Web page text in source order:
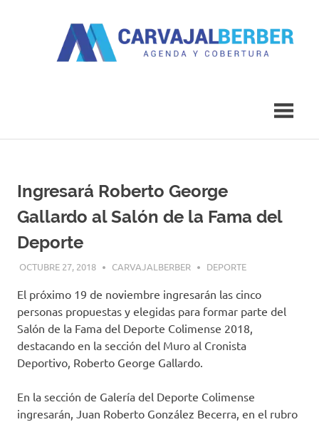
Ingresará Roberto George
Gallardo al Salón de la Fama del
Deporte
OCTUBRE 27, 2018 CARVAJALBERBER DEPORTE
El próximo 19 de noviembre ingresarán las cinco
personas propuestas y elegidas para formar parte del
Salón de la Fama del Deporte Colimense 2018,
destacando en la sección del Muro al Cronista
Deportivo, Roberto George Gallardo.
En la sección de Galería del Deporte Colimense
ingresarán, Juan Roberto González Becerra, en el rubro